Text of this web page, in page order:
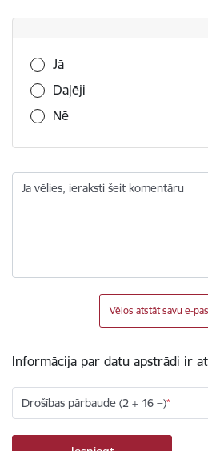
Vai šī informācija bija
Jā
Daļēji
Nē
Ja vēlies, ieraksti šeit komentāru
Vēlos atstāt savu e-
Informācija par datu apstrādi ir
Drošības pārbaude (2 + 16 =)